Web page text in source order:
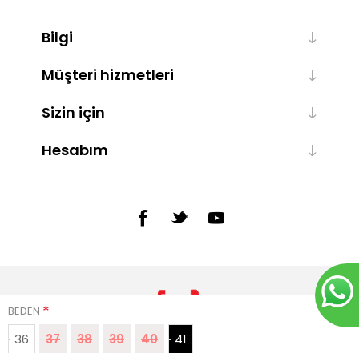
BEDEN *
36 37 38 39 40 41
Bilgi
Müşteri hizmetleri
Sizin için
Hesabım